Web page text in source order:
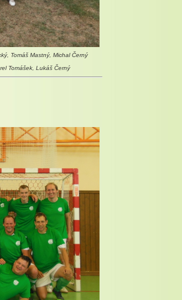
Tomáš Mastný, Michal Černý
Tomášek, Lukáš Černý